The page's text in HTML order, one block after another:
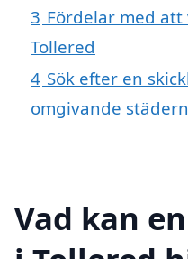
3 Fördelar med
Tollered
4 Sök efter en
omgivande
Vad kan